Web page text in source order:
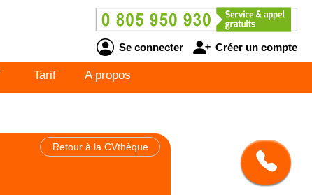
Se connecter Créer un compte
Tarif A propos
Retour à la CVthèque